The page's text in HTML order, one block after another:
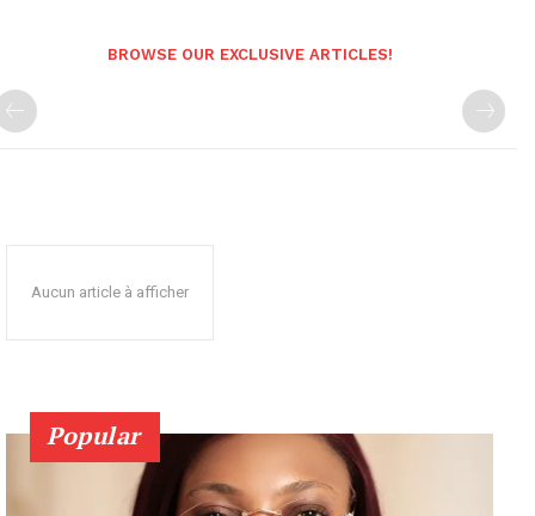
BROWSE OUR EXCLUSIVE ARTICLES!
Aucun article à afficher
Popular